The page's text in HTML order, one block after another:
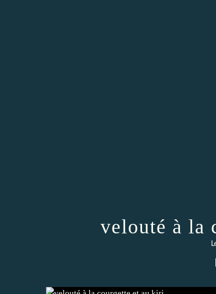
velouté à la